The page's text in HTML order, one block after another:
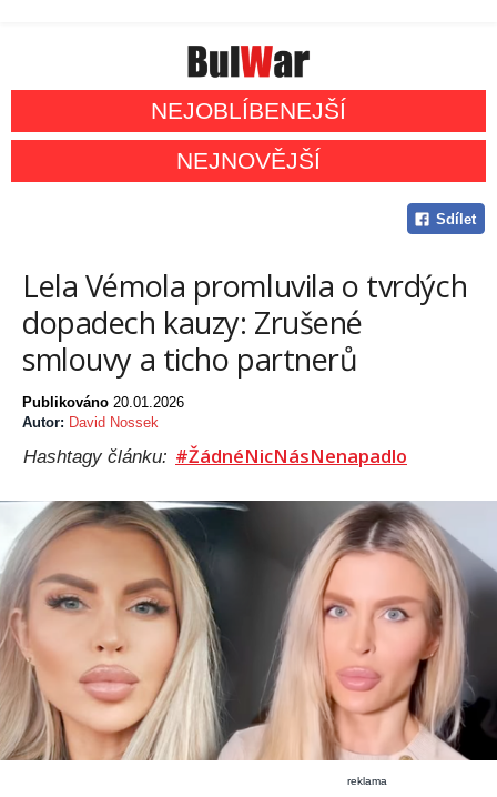
NEJOBLÍBENEJŠÍ
NEJNOVĚJŠÍ
Sdílet
Lela Vémola promluvila o tvrdých
dopadech kauzy: Zrušené
smlouvy a ticho partnerů
Publikováno 20.01.2026
Autor: David Nossek
Hashtagy článku: #ŽádnéNicNásNenapadlo
reklama